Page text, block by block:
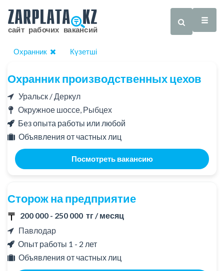
Охранник Күзетші
Охранник производственных цехов
Уральск / Деркул
Окружное шоссе, Рыбцех
Без опыта работы или любой
Объявления от частных лиц
Посмотреть вакансию
Сторож на предприятие
200 000 - 250 000 тг / месяц
Павлодар
Опыт работы 1 - 2 лет
Объявления от частных лиц